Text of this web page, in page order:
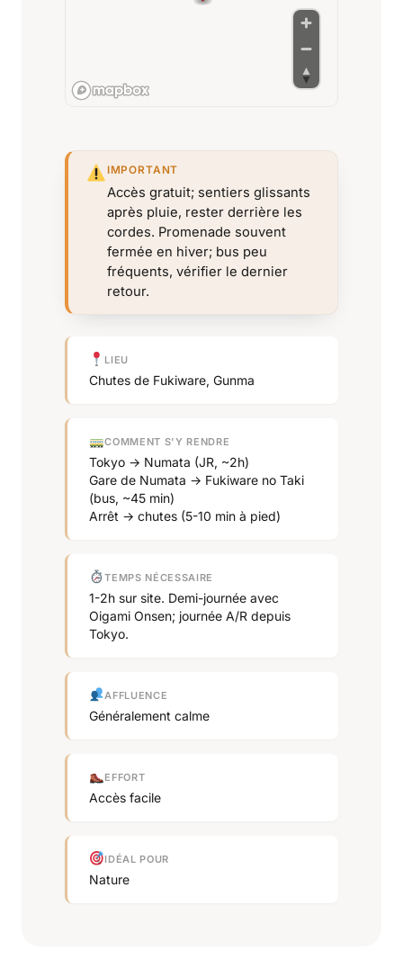
IMPORTANT
Accès gratuit; sentiers glissants
après pluie, rester derrière les
cordes. Promenade souvent
fermée en hiver; bus peu
fréquents, vérifier le dernier
retour.
LIEU
Chutes de Fukiware, Gunma
COMMENT S'Y RENDRE
Tokyo → Numata (JR, ~2h)
Gare de Numata → Fukiware no Taki
(bus, ~45 min)
Arrêt → chutes (5-10 min à pied)
TEMPS NÉCESSAIRE
1-2h sur site. Demi-journée avec
Oigami Onsen; journée A/R depuis
Tokyo.
AFFLUENCE
Généralement calme
EFFORT
Accès facile
IDÉAL POUR
Nature